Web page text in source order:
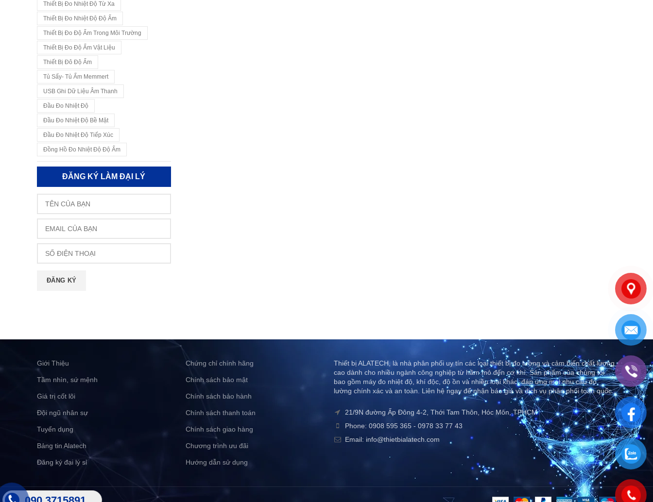
Thiết Bị Đo Nhiệt Độ Từ Xa
Thiết Bị Đo Nhiệt Độ Độ Ẩm
Thiết Bị Đo Độ Ẩm Trong Môi Trường
Thiết Bị Đo Độ Ẩm Vật Liệu
Thiết Bị Đô Độ Ẩm
Tủ Sấy- Tủ Ấm Memmert
USB Ghi Dữ Liệu Âm Thanh
Đầu Đo Nhiệt Độ
Đầu Đo Nhiệt Độ Bề Mặt
Đầu Đo Nhiệt Độ Tiếp Xúc
Đồng Hồ Đo Nhiệt Độ Độ Ẩm
ĐĂNG KÝ LÀM ĐẠI LÝ
Giới Thiệu
Tầm nhìn, sứ mệnh
Giá trị cốt lõi
Đội ngũ nhân sự
Tuyển dụng
Bảng tin Alatech
Đăng ký đại lý sỉ
Chứng chỉ chính hãng
Chính sách bảo mật
Chính sách bảo hành
Chính sách thanh toán
Chính sách giao hàng
Chương trình ưu đãi
Hướng dẫn sử dụng
Thiết bị ALATECH, là nhà phân phối uy tín các loại thiết bị đo lường và cảm biến chất lượng
cao dành cho nhiều ngành công nghiệp từ hầm mỏ đến cơ khí. Sản phẩm của chúng tôi
bao gồm máy đo nhiệt độ, khí độc, độ ồn và nhiều loại khác, đáp ứng mọi nhu cầu đo
lường chính xác và an toàn. Liên hệ ngay để nhận báo giá và dịch vụ phân phối toàn quốc..
21/9N đường Ấp Đông 4-2, Thới Tam Thôn, Hóc Môn, TPHCM
Phone: 0908 595 365 - 0978 33 77 43
Email: info@thietbialatech.com